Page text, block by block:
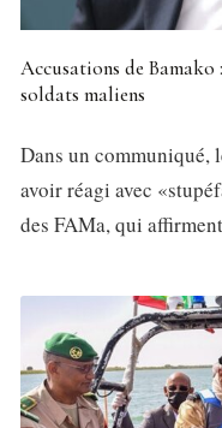
Accusations de
soldats maliens
Dans un communiqué,
avoir réagi avec
des FAMa, qui